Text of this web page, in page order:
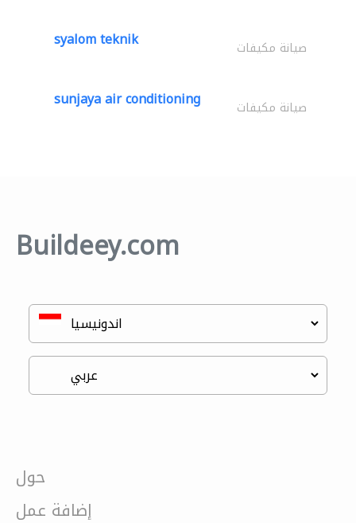
syalom teknik صيانة مكيفات
sunjaya air conditioning صيانة مكيفات
Buildeey.com
حول
إضافة عمل